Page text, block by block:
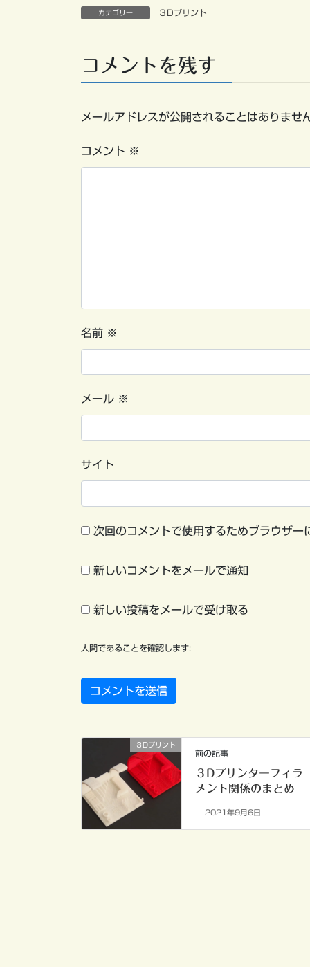
カテゴリー ３Dプリント
コメントを残す
メールアドレスが公開されることはありませ
コメント ※
名前 ※
メール ※
サイト
次回のコメントで使用するためブラウザ
新しいコメントをメールで通知
新しい投稿をメールで受け取る
人間であることを確認します:
３Dプリント
前の記事
３Dプリンターフィラ
メント関係のまとめ
2021年9月6日